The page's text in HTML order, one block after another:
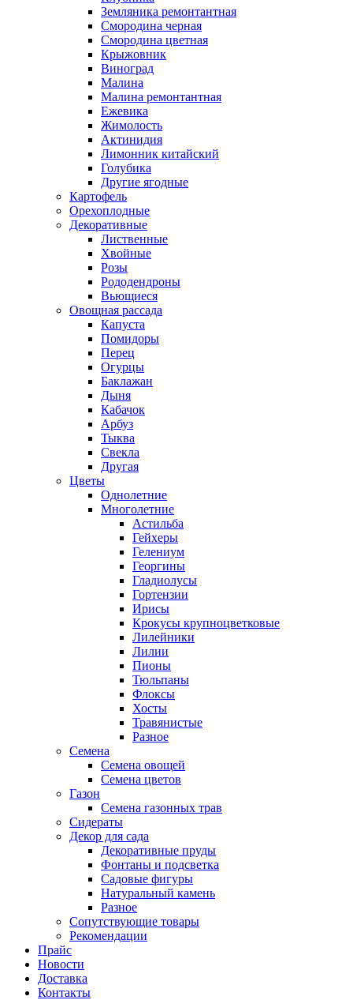
Земляника ремонтантная
Смородина черная
Смородина цветная
Крыжовник
Виноград
Малина
Малина ремонтантная
Ежевика
Жимолость
Актинидия
Лимонник китайский
Голубика
Другие ягодные
Картофель
Орехоплодные
Декоративные
Лиственные
Хвойные
Розы
Рододендроны
Вьющиеся
Овощная рассада
Капуста
Помидоры
Перец
Огурцы
Баклажан
Дыня
Кабачок
Арбуз
Тыква
Свекла
Другая
Цветы
Однолетние
Многолетние
Астильба
Гейхеры
Гелениум
Георгины
Гладиолусы
Гортензии
Ирисы
Крокусы крупноцветковые
Лилейники
Лилии
Пионы
Тюльпаны
Флоксы
Хосты
Травянистые
Разное
Семена
Семена овощей
Семена цветов
Газон
Семена газонных трав
Сидераты
Декор для сада
Декоративные пруды
Фонтаны и подсветка
Садовые фигуры
Натуральный камень
Разное
Сопутствующие товары
Рекомендации
Прайс
Новости
Доставка
Контакты